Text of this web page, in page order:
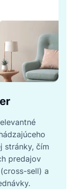
stránky, čím
predajov
sell) a